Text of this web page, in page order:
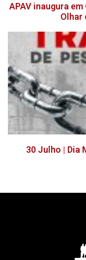
APAV inaugura
Olhar
30 Julho | Dia